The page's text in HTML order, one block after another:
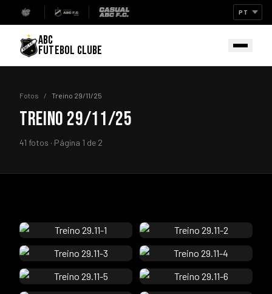
ABC
FUTEBOL CLUBE
Fotos / Treino 29/11/25
TREINO 29/11/25
41 fotos · Página 1 de 2